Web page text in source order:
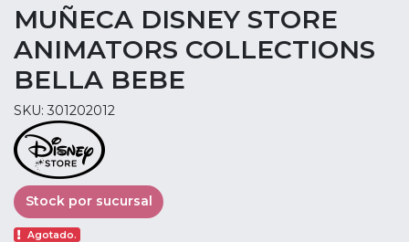
MUÑECA DISNEY STORE
ANIMATORS COLLECTIONS
BELLA BEBE
SKU: 301202012
Stock por sucursal
Agotado.